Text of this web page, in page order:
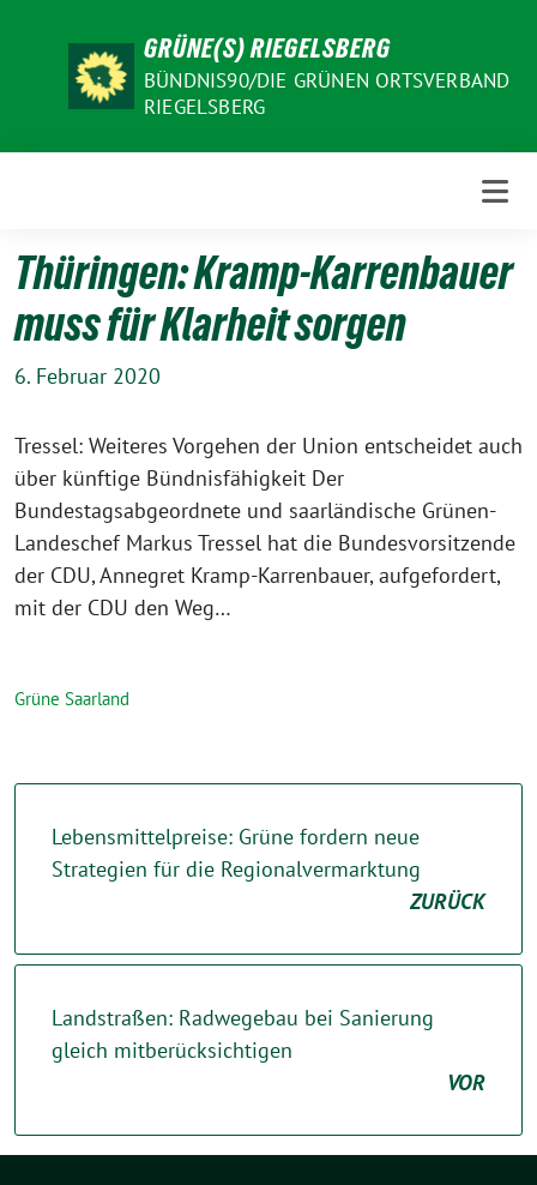
GRÜNE(S) RIEGELSBERG
BÜNDNIS90/DIE GRÜNEN ORTSVERBAND
RIEGELSBERG
Thüringen: Kramp-Karrenbauer
muss für Klarheit sorgen
6. Februar 2020
Tressel: Weiteres Vorgehen der Union entscheidet auch
über künftige Bündnisfähigkeit Der
Bundestagsabgeordnete und saarländische Grünen-
Landeschef Markus Tressel hat die Bundesvorsitzende
der CDU, Annegret Kramp-Karrenbauer, aufgefordert,
mit der CDU den Weg…
Grüne Saarland
Lebensmittelpreise: Grüne fordern neue
Strategien für die Regionalvermarktung
ZURÜCK
Landstraßen: Radwegebau bei Sanierung
gleich mitberücksichtigen
VOR